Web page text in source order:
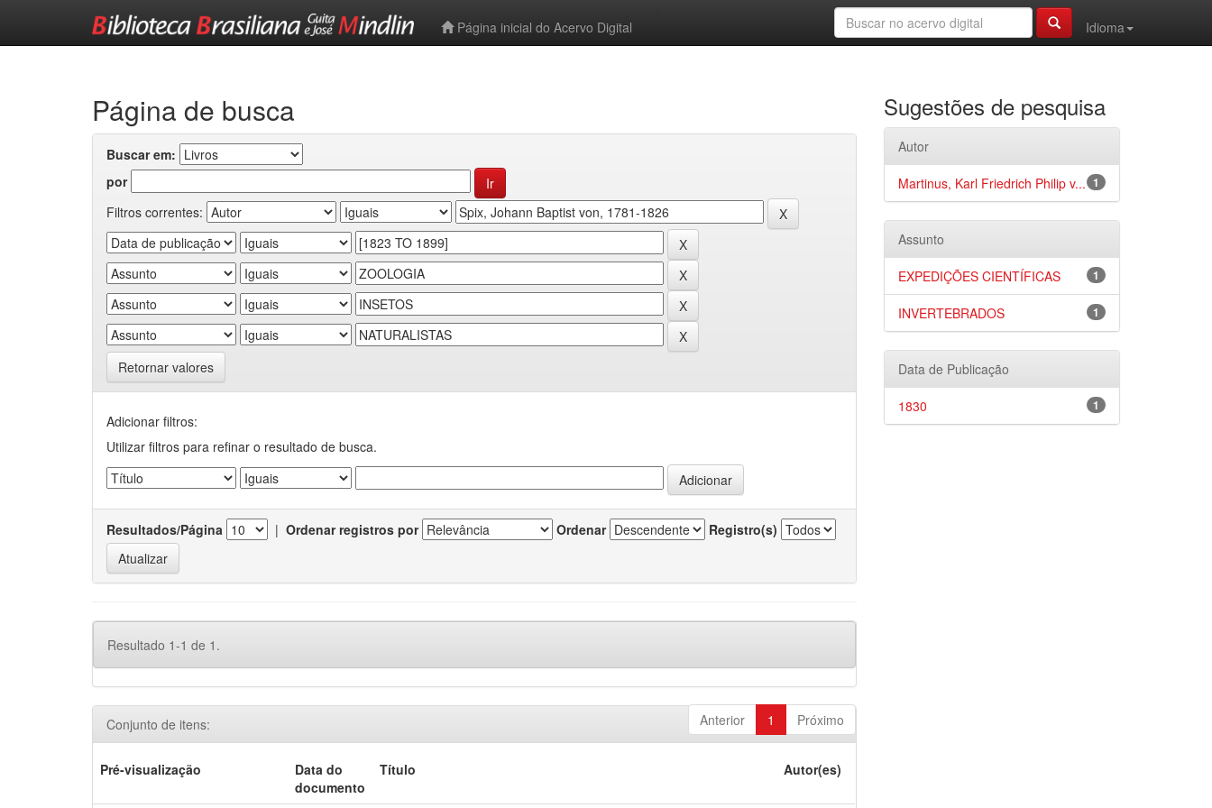
Página inicial do Acervo Digital
Idioma
Página de busca
Buscar em:
por
Filtros correntes:
Retornar valores
Adicionar filtros:
Utilizar filtros para refinar o resultado de busca.
Resultados/Página | Ordenar registros por Ordenar Registro(s)
Resultado 1-1 de 1.
Anterior 1 Próximo
Conjunto de itens:
Pré-visualização
Data do
documento
Título Autor(es)
Sugestões de pesquisa
Autor
1
Martinus, Karl Friedrich Philip v...
Assunto
1
EXPEDIÇÕES CIENTÍFICAS
1
INVERTEBRADOS
Data de Publicação
1
1830